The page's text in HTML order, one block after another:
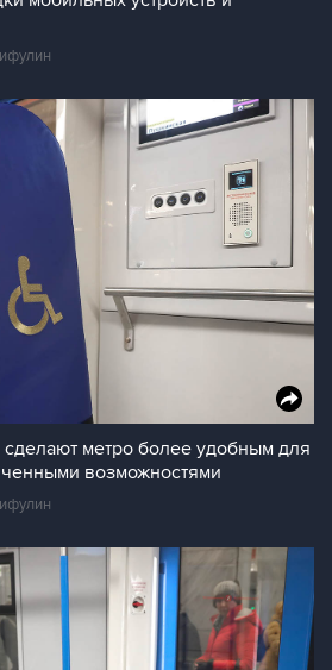
сделают метро более удобным для
возможностями